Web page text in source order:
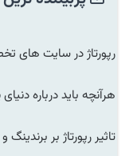
رپورتاژ در سایت های
هرآنچه باید درباره
تاثیر رپورتاژ بر برندینگ